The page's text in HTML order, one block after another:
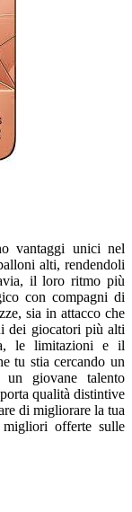
vantaggi unici nel
alti, rendendoli
il loro ritmo più
con compagni di
sia in attacco che
dei giocatori più alti
le limitazioni e il
tu stia cercando un
giovane talento
qualità distintive
di migliorare la tua
offerte sulle